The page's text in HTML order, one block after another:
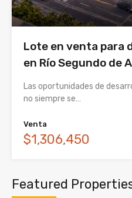
Lote en venta para
en Río Segundo de
Las oportunidades de
no siempre se…
Venta
$1,306,450
Featured